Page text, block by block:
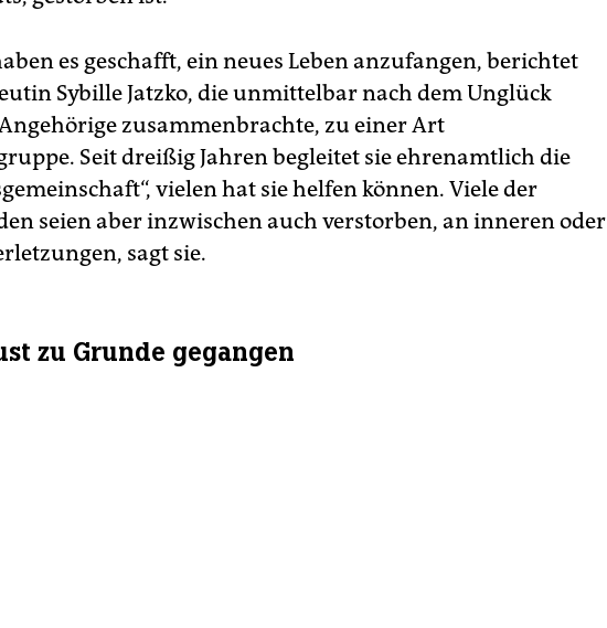
es geschafft, ein neues Leben anzufangen, berichtet
Sybille Jatzko, die unmittelbar nach dem Unglück
zusammenbrachte, zu einer Art
Seit dreißig Jahren begleitet sie ehrenamtlich die
vielen hat sie helfen können. Viele der
seien aber inzwischen auch verstorben, an inneren oder
sagt sie.
zu Grunde gegangen